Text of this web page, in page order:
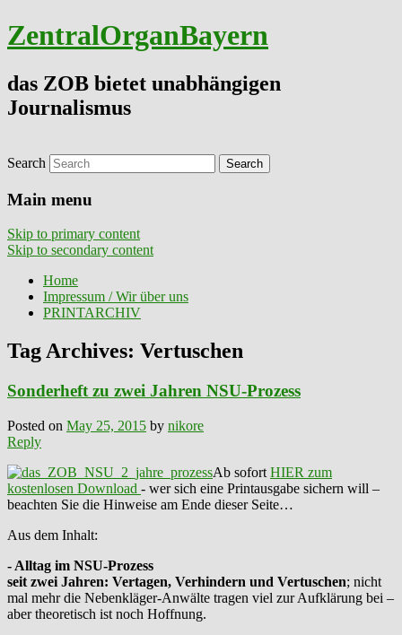
ZentralOrganBayern
das ZOB bietet unabhängigen
Journalismus
Search
Main menu
Skip to primary content
Skip to secondary content
Home
Impressum / Wir über uns
PRINTARCHIV
Tag Archives: Vertuschen
Sonderheft zu zwei Jahren NSU-Prozess
Posted on May 25, 2015 by nikore
Reply
Ab sofort HIER zum
kostenlosen Download - wer sich eine Printausgabe sichern will –
beachten Sie die Hinweise am Ende dieser Seite…
Aus dem Inhalt:
- Alltag im NSU-Prozess
seit zwei Jahren: Vertagen, Verhindern und Vertuschen; nicht
mal mehr die Nebenkläger-Anwälte tragen viel zur Aufklärung bei –
aber theoretisch ist noch Hoffnung.